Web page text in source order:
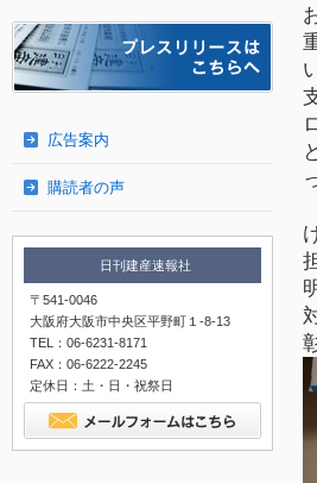
広告案内
購読者の声
日刊建産速報社
〒541-0046
大阪府大阪市中央区平野町１-8-13
TEL：06-6231-8171
FAX：06-6222-2245
定休日：土・日・祝祭日